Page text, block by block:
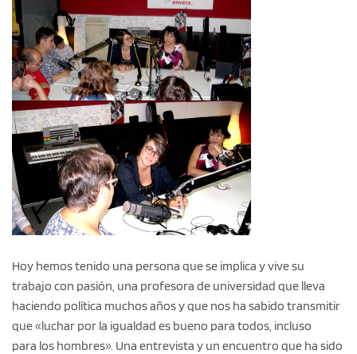
Hoy hemos tenido una persona que se implica y vive su
trabajo con pasión, una profesora de universidad que lleva
haciendo política muchos años y que nos ha sabido transmitir
que «luchar por la igualdad es bueno para todos, incluso
para los hombres». Una entrevista y un encuentro que ha sido